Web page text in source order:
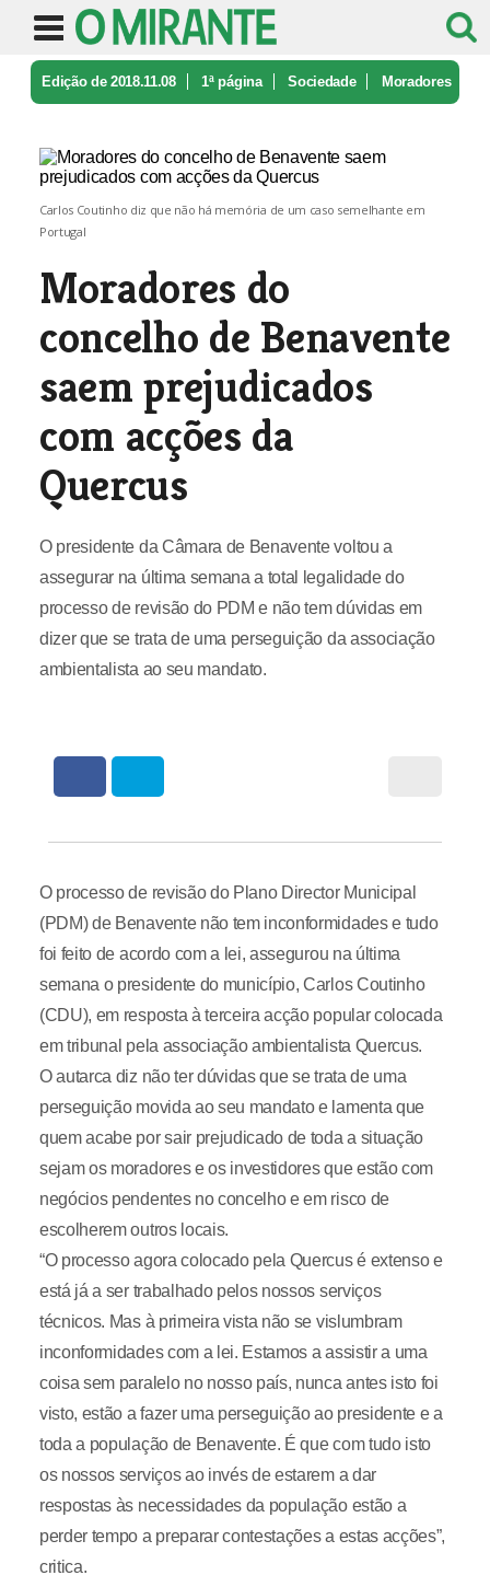
Edição de 2018.11.08 1ª página Sociedade Moradores
Carlos Coutinho diz que não há memória de um caso semelhante em
Portugal
Moradores do
concelho de Benavente
saem prejudicados
com acções da
Quercus
O presidente da Câmara de Benavente voltou a
assegurar na última semana a total legalidade do
processo de revisão do PDM e não tem dúvidas em
dizer que se trata de uma perseguição da associação
ambientalista ao seu mandato.
O processo de revisão do Plano Director Municipal
(PDM) de Benavente não tem inconformidades e tudo
foi feito de acordo com a lei, assegurou na última
semana o presidente do município, Carlos Coutinho
(CDU), em resposta à terceira acção popular colocada
em tribunal pela associação ambientalista Quercus.
O autarca diz não ter dúvidas que se trata de uma
perseguição movida ao seu mandato e lamenta que
quem acabe por sair prejudicado de toda a situação
sejam os moradores e os investidores que estão com
negócios pendentes no concelho e em risco de
escolherem outros locais.
“O processo agora colocado pela Quercus é extenso e
está já a ser trabalhado pelos nossos serviços
técnicos. Mas à primeira vista não se vislumbram
inconformidades com a lei. Estamos a assistir a uma
coisa sem paralelo no nosso país, nunca antes isto foi
visto, estão a fazer uma perseguição ao presidente e a
toda a população de Benavente. É que com tudo isto
os nossos serviços ao invés de estarem a dar
respostas às necessidades da população estão a
perder tempo a preparar contestações a estas acções”,
critica.